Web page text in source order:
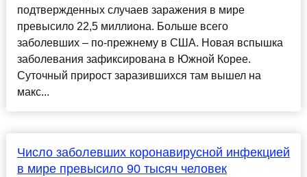
подтвержденных случаев заражения в мире
превысило 22,5 миллиона. Больше всего
заболевших – по-прежнему в США. Новая вспышка
заболевания зафиксирована в Южной Корее.
Суточный прирост заразившихся там вышел на
макс...
Число заболевших коронавирусной инфекцией
в мире превысило 90 тысяч человек